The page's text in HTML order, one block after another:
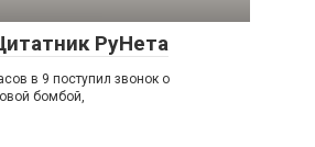
РуНета
в 9 поступил звонок о
бомбой,